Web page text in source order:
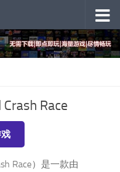
Race
Race）是一款由